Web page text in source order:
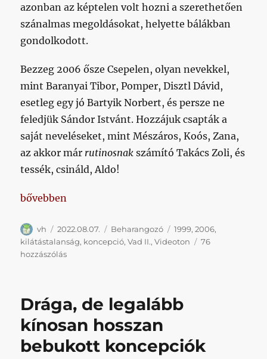
azonban az képtelen volt hozni a szerethetően
szánalmas megoldásokat, helyette bálákban
gondolkodott.
Bezzeg 2006 ősze Csepelen, olyan nevekkel,
mint Baranyai Tibor, Pomper, Disztl Dávid,
esetleg egy jó Bartyik Norbert, és persze ne
feledjük Sándor Istvánt. Hozzájuk csapták a
saját neveléseket, mint Mészáros, Koós, Zana,
az akkor már rutinosnak számító Takács Zoli, és
tessék, csináld, Aldo!
„Ne legyen igazam, de a rózsaszín műanyagból
bővebben
Szerző
vh Közzétéve
2022.08.07. Kategória
Beharangozó Címke
1999,2006,
kilátástalanság, koncepció,Vad II.,Videoton
76
hozzászólásNe
a
rózsaszín
műanyagból
gyártott
Kispest
Drága, de legalább
kínosan hosszan
bebukott koncepciók